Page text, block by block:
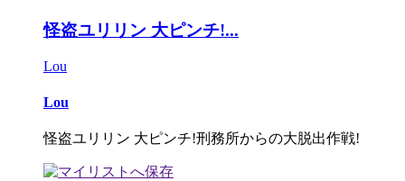
怪盗ユリリン 大ピンチ!...
Lou
Lou
怪盗ユリリン 大ピンチ!刑務所からの大脱出作戦!